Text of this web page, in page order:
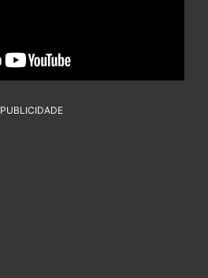
PUBLICIDADE